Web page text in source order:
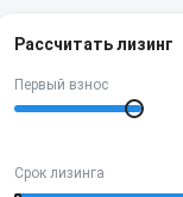
Рассчитать лизинг
Первый взнос
Срок лизинга